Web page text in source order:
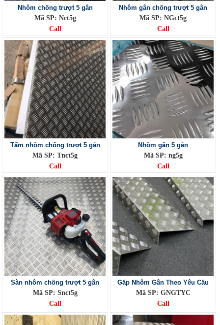
Nhôm chống trượt 5 gân
Mã SP: Nct5g
Call
Nhôm gân chống trượt 5 gân
Mã SP: NGct5g
Call
Tấm nhôm chống trượt 5 gân
Mã SP: Tnct5g
Call
Nhôm gân 5 gân
Mã SP: ng5g
Call
Sàn nhôm chống trượt 5 gân
Mã SP: Snct5g
Call
Gấp Nhôm Gân Theo Yêu Cầu
Mã SP: GNGTYC
Call